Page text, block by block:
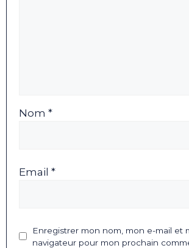
Nom *
Email *
Enregistrer mon nom, mon e-mail et
navigateur pour mon prochain